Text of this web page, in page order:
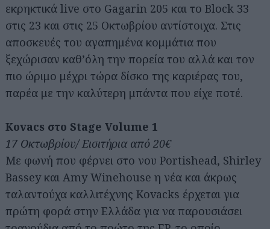
εκρηκτικά live στο Gagarin 205 και το Block 33
στις 23 και στις 25 Οκτωβρίου αντίστοιχα. Στις
αποσκευές του αγαπημένα κομμάτια που
ξεχώρισαν καθ’όλη την πορεία του αλλά και τον
πιο ώριμο μέχρι τώρα δίσκο της καριέρας του,
παρέα με την καλύτερη μπάντα που είχε ποτέ.
Kovacs στο Stage Volume 1
17 Οκτωβρίου/ Εισιτήρια από 20€
Με φωνή που φέρνει στο νου Portishead, Shirley
Bassey και Amy Winehouse η νέα και άκρως
ταλαντούχα καλλιτέχνης Kovacks έρχεται για
πρώτη φορά στην Ελλάδα για να παρουσιάσει